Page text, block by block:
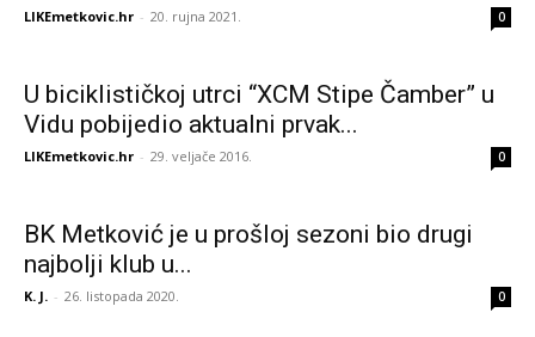
LIKEmetkovic.hr - 20. rujna 2021. 0
U biciklističkoj utrci “XCM Stipe Čamber” u
Vidu pobijedio aktualni prvak...
LIKEmetkovic.hr - 29. veljače 2016. 0
BK Metković je u prošloj sezoni bio drugi
najbolji klub u...
K. J. - 26. listopada 2020. 0